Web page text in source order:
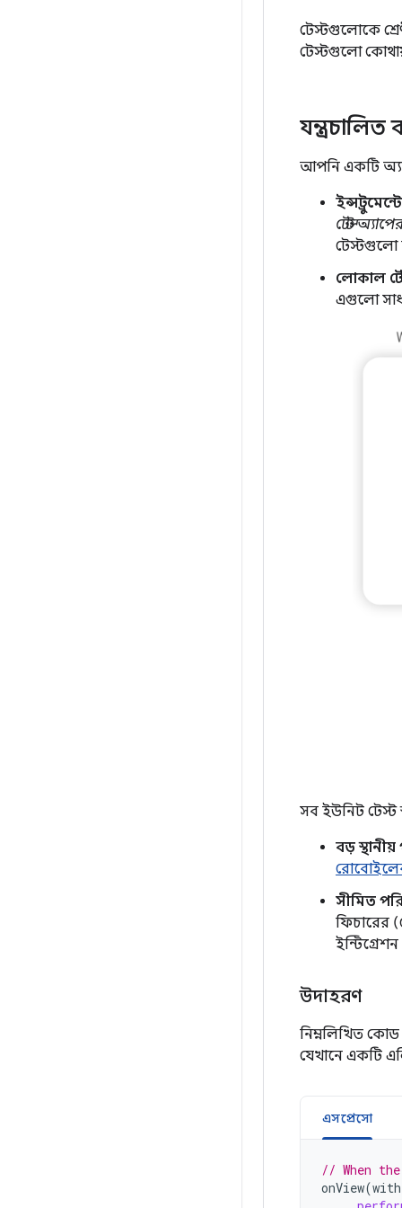
টেস্টগুলোকে
টেস্টগুলো
যন্ত্রচালিত
আপনি একটি
টেস্ট
টেস্টগুলো
লোকাল
এগুলো
সব ইউনিট টেস্ট
বড় স্থানীয়
সীমিত
ফিচারের
উদাহরণ
নিম্নলিখিত
যেখানে একটি
এসপ্রেসো
// When
onView(